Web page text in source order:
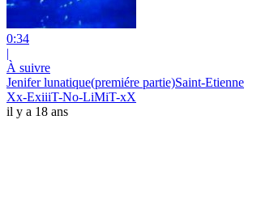
0:34
|
À suivre
Jenifer lunatique(premiére partie)Saint-Etienne
Xx-ExiiiT-No-LiMiT-xX
il y a 18 ans